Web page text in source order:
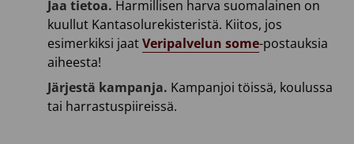
Jaa tietoa. Harmillisen harva suomalainen on
kuullut Kantasolurekisteristä. Kiitos, jos
esimerkiksi jaatVeripalvelun some-postauksia
aiheesta!
Järjestä kampanja. Kampanjoi töissä, koulussa
tai harrastuspiireissä.